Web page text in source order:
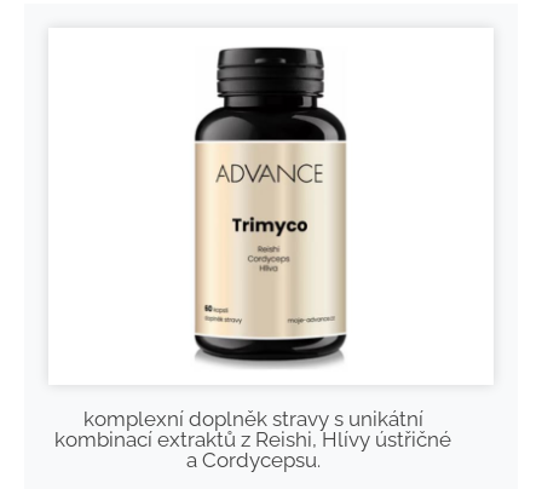
komplexní doplněk stravy s unikátní
kombinací extraktů z Reishi, Hlívy ústřičné
a Cordycepsu.